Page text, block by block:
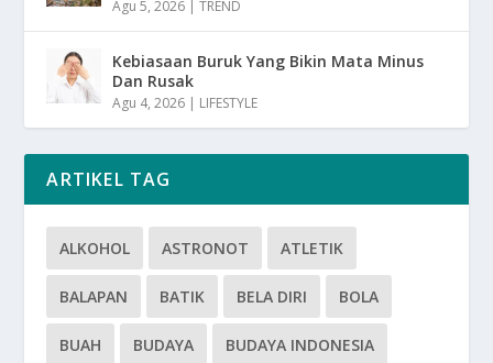
Agu 5, 2026 |TREND
Kebiasaan Buruk Yang Bikin Mata Minus
Dan Rusak
Agu 4, 2026 | LIFESTYLE
ARTIKEL TAG
ALKOHOL ASTRONOT ATLETIK
BALAPAN BATIK BELA DIRI BOLA
BUAH BUDAYA BUDAYA INDONESIA